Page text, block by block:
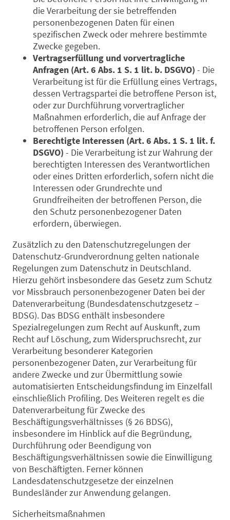
die Verarbeitung der sie betreffenden
personenbezogenen Daten für einen
spezifischen Zweck oder mehrere bestimmte
Zwecke gegeben.
Vertragserfüllung und vorvertragliche
Anfragen (Art. 6 Abs. 1 S. 1 lit. b. DSGVO) - Die
Verarbeitung ist für die Erfüllung eines Vertrags,
dessen Vertragspartei die betroffene Person ist,
oder zur Durchführung vorvertraglicher
Maßnahmen erforderlich, die auf Anfrage der
betroffenen Person erfolgen.
Berechtigte Interessen (Art. 6 Abs. 1 S. 1 lit. f.
DSGVO) - Die Verarbeitung ist zur Wahrung der
berechtigten Interessen des Verantwortlichen
oder eines Dritten erforderlich, sofern nicht die
Interessen oder Grundrechte und
Grundfreiheiten der betroffenen Person, die
den Schutz personenbezogener Daten
erfordern, überwiegen.
Zusätzlich zu den Datenschutzregelungen der
Datenschutz-Grundverordnung gelten nationale
Regelungen zum Datenschutz in Deutschland.
Hierzu gehört insbesondere das Gesetz zum Schutz
vor Missbrauch personenbezogener Daten bei der
Datenverarbeitung (Bundesdatenschutzgesetz –
BDSG). Das BDSG enthält insbesondere
Spezialregelungen zum Recht auf Auskunft, zum
Recht auf Löschung, zum Widerspruchsrecht, zur
Verarbeitung besonderer Kategorien
personenbezogener Daten, zur Verarbeitung für
andere Zwecke und zur Übermittlung sowie
automatisierten Entscheidungsfindung im Einzelfall
einschließlich Profiling. Des Weiteren regelt es die
Datenverarbeitung für Zwecke des
Beschäftigungsverhältnisses (§ 26 BDSG),
insbesondere im Hinblick auf die Begründung,
Durchführung oder Beendigung von
Beschäftigungsverhältnissen sowie die Einwilligung
von Beschäftigten. Ferner können
Landesdatenschutzgesetze der einzelnen
Bundesländer zur Anwendung gelangen.
Sicherheitsmaßnahmen